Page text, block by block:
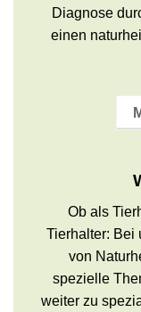
Diagnose
einen
Ob als
Tierhalter: Bei
von
spezielle
weiter zu